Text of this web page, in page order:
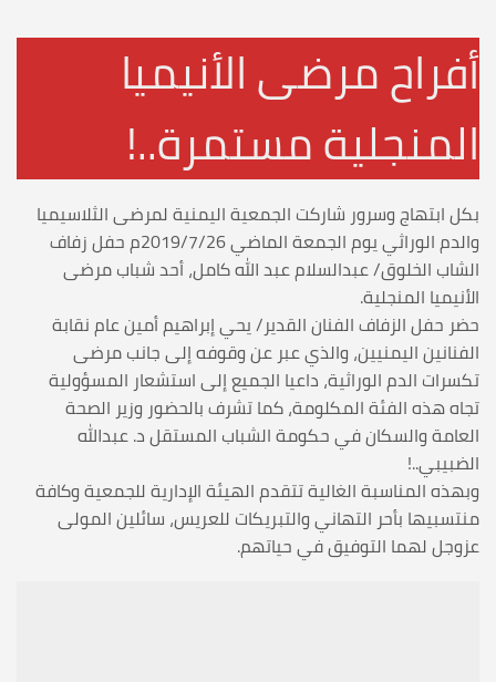
أفراح مرضى الأنيميا
المنجلية مستمرة..!
بكل ابتهاج وسرور شاركت الجمعية اليمنية لمرضى الثلاسيميا
والدم الوراثي يوم الجمعة الماضي 2019/7/26م حفل زفاف
الشاب الخلوق/ عبدالسلام عبد الله كامل، أحد شباب مرضى
الأنيميا المنجلية.
حضر حفل الزفاف الفنان القدير/ يحي إبراهيم أمين عام نقابة
الفنانين اليمنيين، والذي عبر عن وقوفه إلى جانب مرضى
تكسرات الدم الوراثية، داعيا الجميع إلى استشعار المسؤولية
تجاه هذه الفئة المكلومة، كما تشرف بالحضور وزير الصحة
العامة والسكان في حكومة الشباب المستقل د. عبدالله
الضبيبي..!
وبهذه المناسبة الغالية تتقدم الهيئة الإدارية للجمعية وكافة
منتسبيها بأحر التهاني والتبريكات للعريس، سائلين المولى
عزوجل لهما التوفيق في حياتهم.